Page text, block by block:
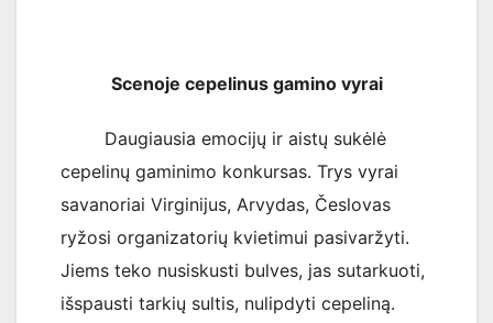
Scenoje cepelinus gamino vyrai
Daugiausia emocijų ir aistų sukėlė
cepelinų gaminimo konkursas. Trys vyrai
savanoriai Virginijus, Arvydas, Česlovas
ryžosi organizatorių kvietimui pasivaržyti.
Jiems teko nusiskusti bulves, jas sutarkuoti,
išspausti tarkių sultis, nulipdyti cepeliną.